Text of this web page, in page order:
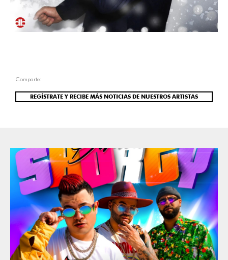
Comparte:
REGÍSTRATE Y RECIBE MÁS NOTICIAS DE NUESTROS ARTISTAS